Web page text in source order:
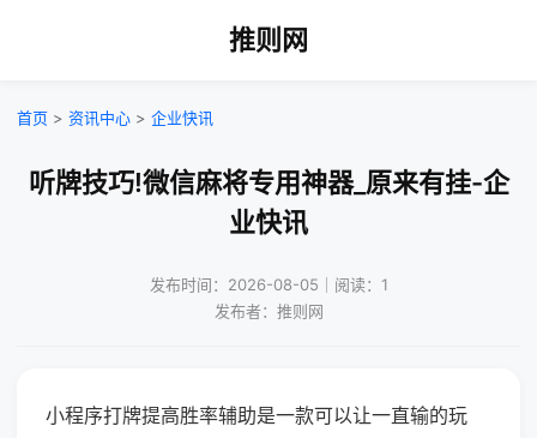
推则网
首页 > 资讯中心 > 企业快讯
听牌技巧!微信麻将专用神器_原来有挂-企
业快讯
发布时间：2026-08-05｜阅读：1
发布者：推则网
小程序打牌提高胜率辅助是一款可以让一直输的玩